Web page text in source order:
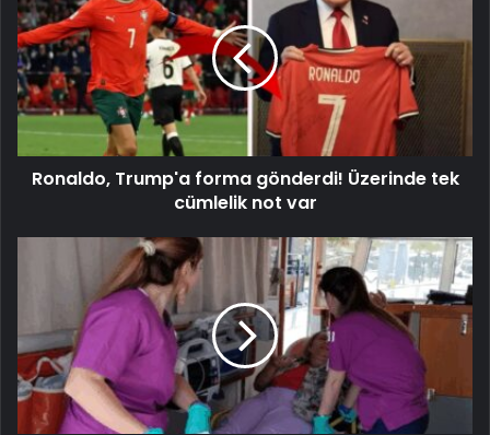
Ronaldo, Trump'a forma gönderdi! Üzerinde tek
cümlelik not var